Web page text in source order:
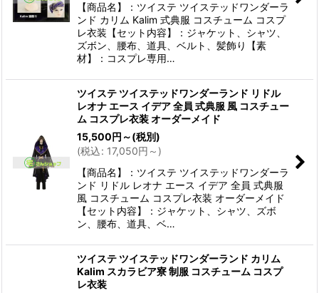
【商品名】：ツイステ ツイステッドワンダーラ
ンド カリム Kalim 式典服 コスチューム コスプ
レ衣装【セット内容】：ジャケット、シャツ、
ズボン、腰布、道具、ベルト、髪飾り【素
材】：コスプレ専用…
ツイステ ツイステッドワンダーランド リドル
レオナ エース イデア 全員 式典服 風 コスチュー
ム コスプレ衣装 オーダーメイド
15,500円 ～(税別)
(税込: 17,050円 ～ )
【商品名】：ツイステ ツイステッドワンダーラ
ンド リドル レオナ エース イデア 全員 式典服
風 コスチューム コスプレ衣装 オーダーメイド
【セット内容】：ジャケット、シャツ、ズボ
ン、腰布、道具、ベ…
ツイステ ツイステッドワンダーランド カリム
Kalim スカラビア寮 制服 コスチューム コスプ
レ衣装